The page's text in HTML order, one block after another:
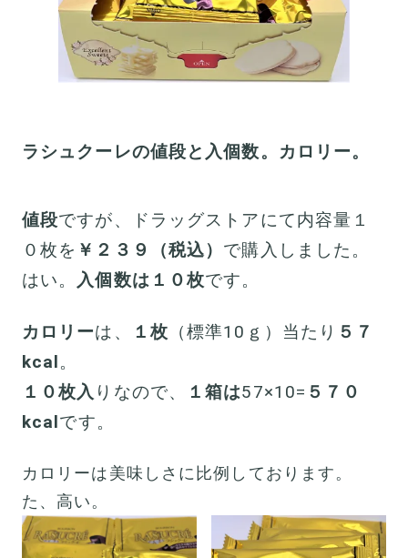
ラシュクーレの値段と入個数。カロリー。
値段ですが、ドラッグストアにて内容量１
０枚を ￥２３９（税込） で購入しました。
はい。 入個数は１０枚です。
カロリーは、 １枚 （標準10ｇ）当たり ５７
kcal。
１０枚入 りなので、 １箱は57×10= ５７０
kcalです。
カロリーは美味しさに比例しております。
た、高い。